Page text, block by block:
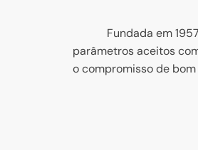
Fundada em 1957
parâmetros aceitos
o compromisso de